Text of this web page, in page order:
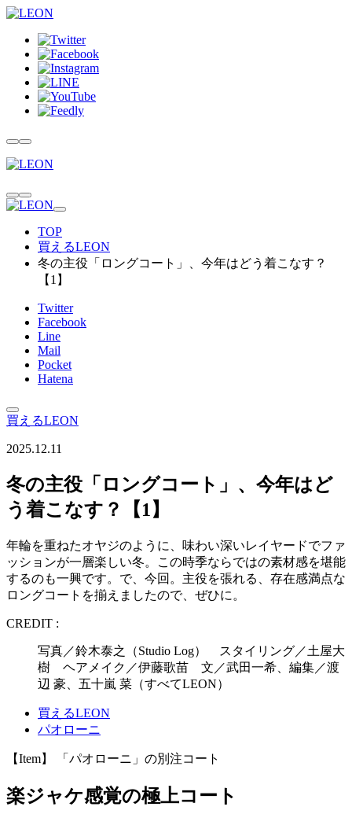
TOP
買えるLEON
冬の主役「ロングコート」、今年はどう着こなす？
【1】
Twitter
Facebook
Line
Mail
Pocket
Hatena
買えるLEON
2025.12.11
冬の主役「ロングコート」、今年はど
う着こなす？【1】
年輪を重ねたオヤジのように、味わい深いレイヤードでファ
ッションが一層楽しい冬。この時季ならではの素材感を堪能
するのも一興です。で、今回。主役を張れる、存在感満点な
ロングコートを揃えましたので、ぜひに。
CREDIT :
写真／鈴木泰之（Studio Log） スタイリング／土屋大
樹 ヘアメイク／伊藤歌苗 文／武田一希、編集／渡
辺 豪、五十嵐 菜（すべてLEON）
買えるLEON
パオローニ
【Item】 「パオローニ」の別注コート
楽ジャケ感覚の極上コート